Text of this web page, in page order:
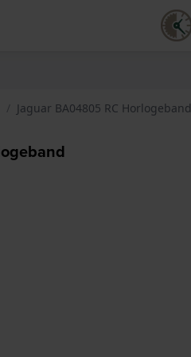
Jaguar BA04805 RC Horlogeband